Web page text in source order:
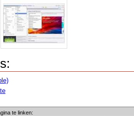
te linken: